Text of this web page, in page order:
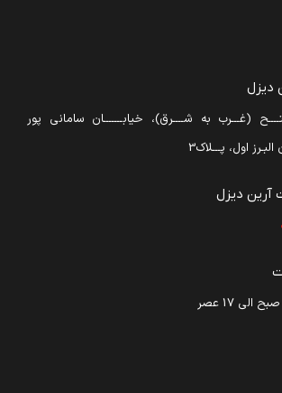
دیزل
(غـــرب به شــــرق)، خیابـــــــان سامانی پور
اول، پـــلاک3
دیزل​